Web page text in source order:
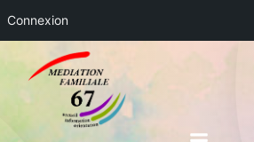
Connexion